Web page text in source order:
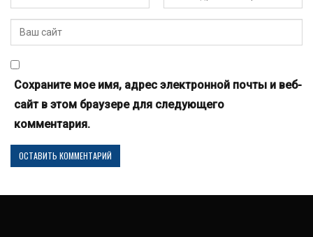
Сохраните мое имя, адрес электронной почты и веб-
сайт в этом браузере для следующего
комментария.